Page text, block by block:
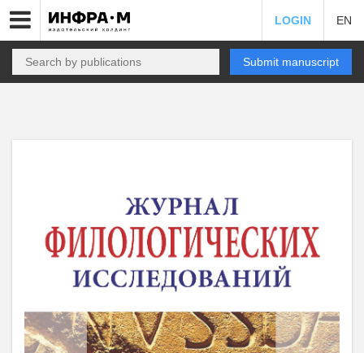
LOGIN EN
Submit manuscript